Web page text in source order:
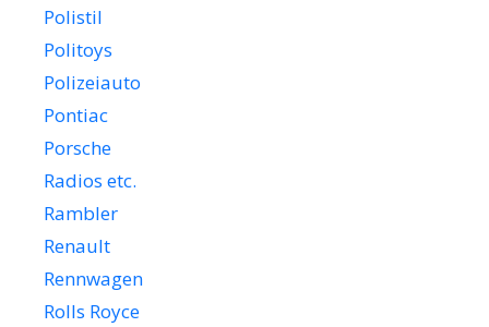
Polistil
Politoys
Polizeiauto
Pontiac
Porsche
Radios etc.
Rambler
Renault
Rennwagen
Rolls Royce